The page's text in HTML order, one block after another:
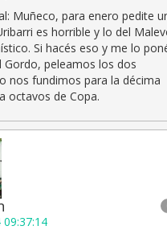
Muñeco, para enero pedite
es horrible y lo del
Si hacés eso y me lo
Gordo, peleamos los dos
nos fundimos para la décima
octavos de Copa.